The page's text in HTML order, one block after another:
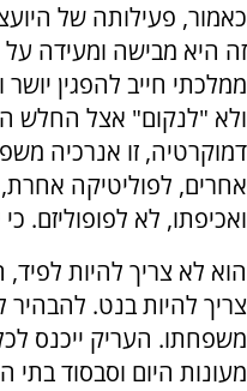
כאמור, פעילותה של
זה היא מבישה ומעידה על
ממלכתי חייב להפגין
ולא "לנקום" אצל החלש
דמוקרטיה, זו אנרכיה
אחרים, לפוליטיקה
ואכיפתו, לא לפופוליזם.
הוא לא צריך להיות לפיד,
צריך להיות בנט. להבהיר
משפחתו. העריק ייכנס
מעונות היום וסבסוד בתי